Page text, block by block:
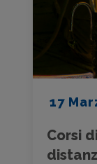
17
Corsi